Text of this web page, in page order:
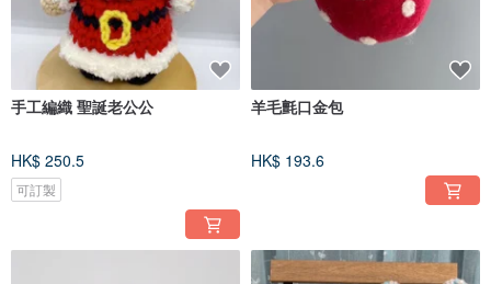
手工編織 聖誕老公公
HK$ 250.5
可訂製
羊毛氈口金包
HK$ 193.6